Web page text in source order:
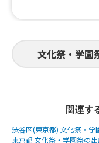
スープ各種、ドリ
中華丼、親子丼、
ムチ丼、ロコモコ
文化祭・学園
関連す
渋谷区(東京都) 文化祭・学
東京都 文化祭・学園祭の